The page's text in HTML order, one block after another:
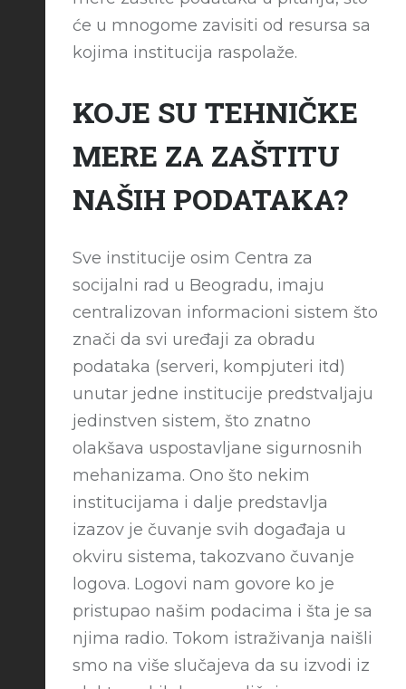
će u mnogome zavisiti od resursa sa
kojima institucija raspolaže.
KOJE SU TEHNIČKE
MERE ZA ZAŠTITU
NAŠIH PODATAKA?
Sve institucije osim Centra za
socijalni rad u Beogradu, imaju
centralizovan informacioni sistem što
znači da svi uređaji za obradu
podataka (serveri, kompjuteri itd)
unutar jedne institucije predstvaljaju
jedinstven sistem, što znatno
olakšava uspostavljane sigurnosnih
mehanizama. Ono što nekim
institucijama i dalje predstavlja
izazov je čuvanje svih događaja u
okviru sistema, takozvano čuvanje
logova. Logovi nam govore ko je
pristupao našim podacima i šta je sa
njima radio. Tokom istraživanja naišli
smo na više slučajeva da su izvodi iz